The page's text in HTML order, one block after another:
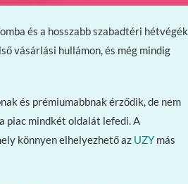
és a hosszabb szabadtéri hétvégék
vásárlási hullámon, és még mindig
és prémiumabbnak érződik, de nem
a piac mindkét oldalát lefedi. A
könnyen elhelyezhető az UZYmás